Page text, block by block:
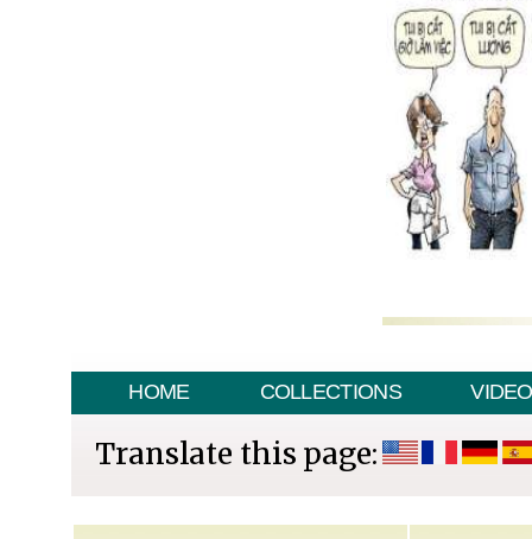
HOME COLLECTIONS VIDEO
Translate this page: